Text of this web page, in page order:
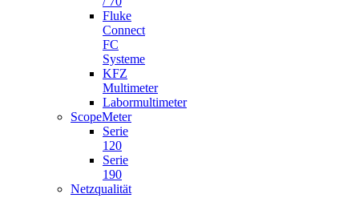
Fluke
Connect
FC
Systeme
KFZ
Multimeter
Labormultimeter
ScopeMeter
Serie
120
Serie
190
Netzqualität